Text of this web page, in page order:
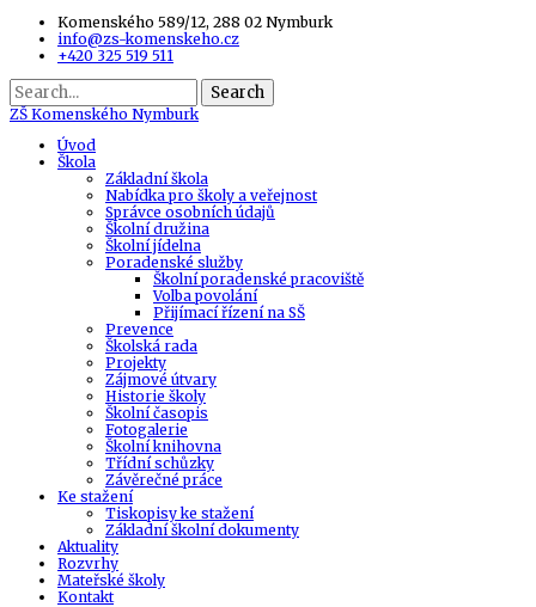
Komenského 589/12, 288 02 Nymburk
info@zs-komenskeho.cz
+420 325 519 511
Search
ZŠ Komenského Nymburk
Úvod
Škola
Základní škola
Nabídka pro školy a veřejnost
Správce osobních údajů
Školní družina
Školní jídelna
Poradenské služby
Školní poradenské pracoviště
Volba povolání
Přijímací řízení na SŠ
Prevence
Školská rada
Projekty
Zájmové útvary
Historie školy
Školní časopis
Fotogalerie
Školní knihovna
Třídní schůzky
Závěrečné práce
Ke stažení
Tiskopisy ke stažení
Základní školní dokumenty
Aktuality
Rozvrhy
Mateřské školy
Kontakt